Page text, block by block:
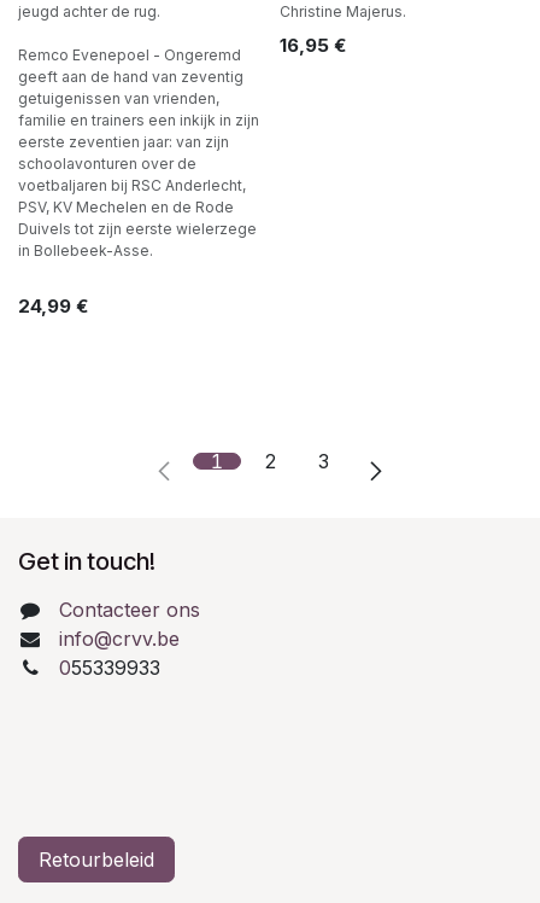
jeugd achter de rug.
Remco Evenepoel - Ongeremd
geeft aan de hand van zeventig
getuigenissen van vrienden,
familie en trainers een inkijk in zijn
eerste zeventien jaar: van zijn
schoolavonturen over de
voetbaljaren bij RSC Anderlecht,
PSV, KV Mechelen en de Rode
Duivels tot zijn eerste wielerzege
in Bollebeek-Asse.
24,99 €
Christine Majerus.
16,95€
1 2 3
Get in touch!
Contacteer ons
info@crvv.be
055339933
Retourbeleid